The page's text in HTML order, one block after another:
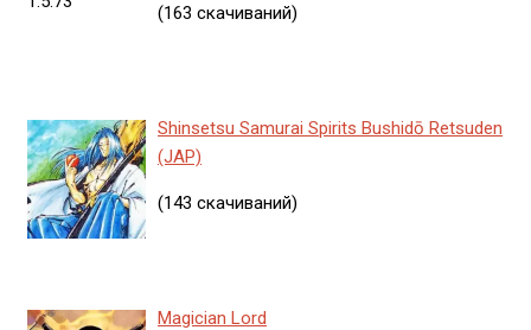
(163 скачиваний)
Shinsetsu Samurai Spirits Bushidō Retsuden
(JAP)
(143 скачиваний)
Magician Lord